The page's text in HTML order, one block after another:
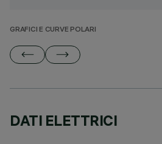
GRAFICI E CURVE POLARI
DATI ELETTRICI